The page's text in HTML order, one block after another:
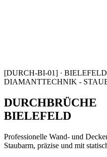
[DURCH-BI-01] · BIELEFELD
DIAMANTTECHNIK -
DURCHBRÜCHE
BIELEFELD
Professionelle Wand- und
Staubarm, präzise und mit